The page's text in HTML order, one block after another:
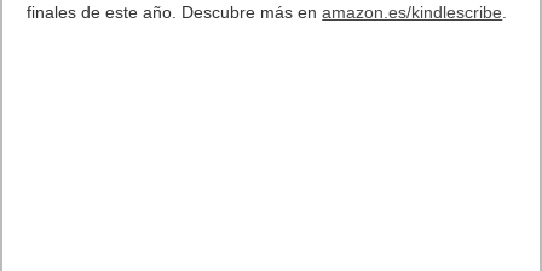
finales de este año. Descubre más enamazon.es/kindlescribe.